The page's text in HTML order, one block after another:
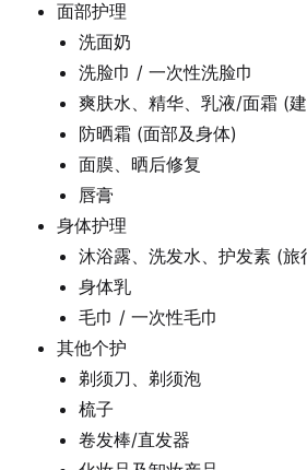
面部护理
洗面奶
洗脸巾 / 一次性洗脸巾
爽肤水、精华、乳液/面霜 (
防晒霜 (面部及身体)
面膜、晒后修复
唇膏
身体护理
沐浴露、洗发水、护发素 (旅
身体乳
毛巾 / 一次性毛巾
其他个护
剃须刀、剃须泡
梳子
卷发棒/直发器